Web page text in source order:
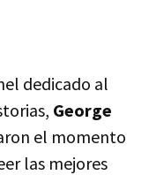
dedicado al
George
el momento
las mejores